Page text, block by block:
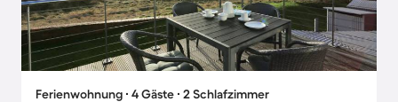
Ferienwohnung ∙ 4 Gäste ∙ 2 Schlafzimmer